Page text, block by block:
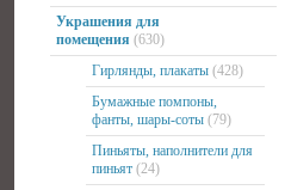
Украшения для
помещения (630)
Гирлянды, плакаты (428)
Бумажные помпоны,
фанты, шары-соты (79)
Пиньяты, наполнители для
пиньят (24)